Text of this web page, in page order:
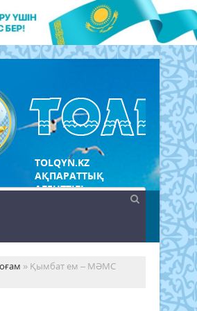
TOLQYN.KZ
АҚПАРАТТЫҚ
АГЕНТТІГІ
» Қымбат ем – МӘМС